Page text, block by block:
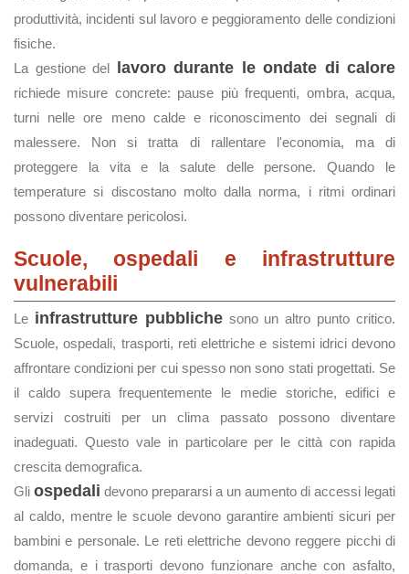
produttività, incidenti sul lavoro e peggioramento delle condizioni
fisiche.
La gestione del
lavoro durante le ondate di calore
richiede misure concrete: pause più frequenti, ombra, acqua,
turni nelle ore meno calde e riconoscimento dei segnali di
malessere. Non si tratta di rallentare l'economia, ma di
proteggere la vita e la salute delle persone. Quando le
temperature si discostano molto dalla norma, i ritmi ordinari
possono diventare pericolosi.
Scuole, ospedali e infrastrutture
vulnerabili
Le infrastrutture pubblichesono un altro punto critico.
Scuole, ospedali, trasporti, reti elettriche e sistemi idrici devono
affrontare condizioni per cui spesso non sono stati progettati. Se
il caldo supera frequentemente le medie storiche, edifici e
servizi costruiti per un clima passato possono diventare
inadeguati. Questo vale in particolare per le città con rapida
crescita demografica.
Gli ospedali devono prepararsi a un aumento di accessi legati
al caldo, mentre le scuole devono garantire ambienti sicuri per
bambini e personale. Le reti elettriche devono reggere picchi di
domanda, e i trasporti devono funzionare anche con asfalto,